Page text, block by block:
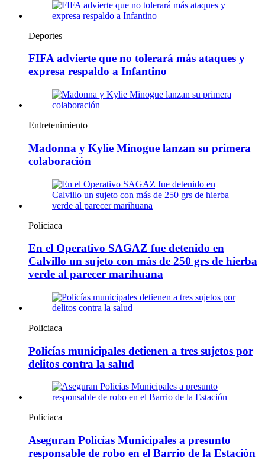
Deportes
FIFA advierte que no tolerará más ataques y
expresa respaldo a Infantino
Entretenimiento
Madonna y Kylie Minogue lanzan su primera
colaboración
Policiaca
En el Operativo SAGAZ fue detenido en
Calvillo un sujeto con más de 250 grs de hierba
verde al parecer marihuana
Policiaca
Policías municipales detienen a tres sujetos por
delitos contra la salud
Policiaca
Aseguran Policías Municipales a presunto
responsable de robo en el Barrio de la Estación